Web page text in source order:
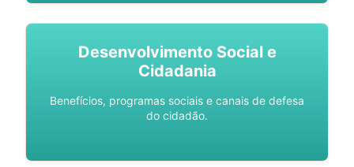
Desenvolvimento Social e
Cidadania
Benefícios, programas sociais e canais de defesa
do cidadão.